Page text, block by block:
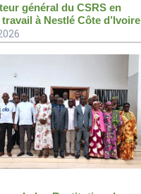
général du CSRS en
à Nestlé Côte d’Ivoire